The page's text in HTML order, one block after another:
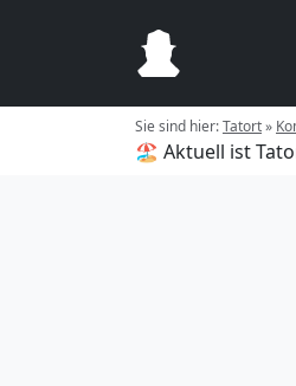
Sie sind hier:Tatort»
🏖️ Aktuell ist